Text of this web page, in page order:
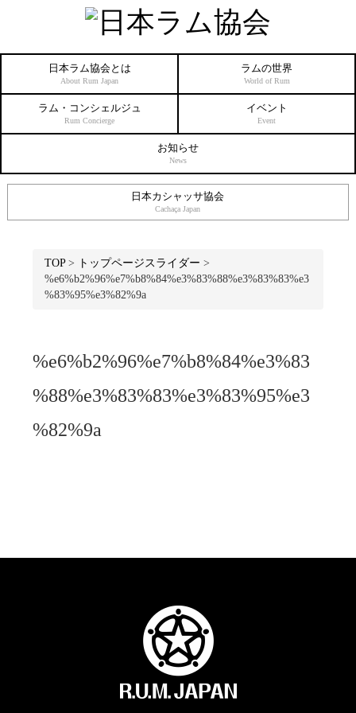
日本ラム協会とは
About Rum Japan
ラムの世界
World of Rum
ラム・コンシェルジュ
Rum Concierge
イベント
Event
お知らせ
News
日本カシャッサ協会
Cachaça Japan
TOP> トップページスライダー >
%e6%b2%96%e7%b8%84%e3%83%88%e3%83%83%e3
%83%95%e3%82%9a
%e6%b2%96%e7%b8%84%e3%83
%88%e3%83%83%e3%83%95%e3
%82%9a